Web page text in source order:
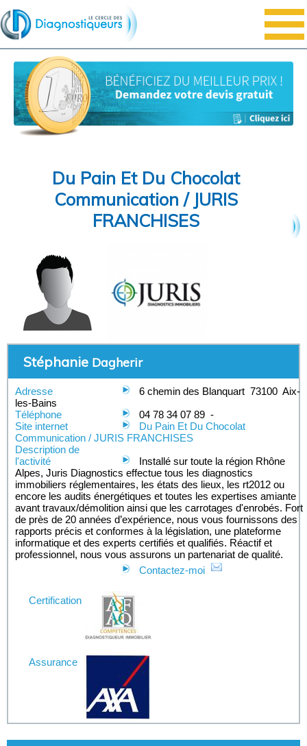
Du Pain Et Du Chocolat
Communication / JURIS
FRANCHISES
Stéphanie Dagherir
Adresse 6 chemin des Blanquart 73100 Aix-
les-Bains
Téléphone
04 78 34 07 89 -
Site internet
Du Pain Et Du Chocolat
Communication / JURIS FRANCHISES
Description de
l'activité
Installé sur toute la région Rhône
Alpes, Juris Diagnostics effectue tous les diagnostics
immobiliers réglementaires, les états des lieux, les rt2012 ou
encore les audits énergétiques et toutes les expertises amiante
avant travaux/démolition ainsi que les carrotages d'enrobés. Fort
de près de 20 années d’expérience, nous vous fournissons des
rapports précis et conformes à la législation, une plateforme
informatique et des experts certifiés et qualifiés. Réactif et
professionnel, nous vous assurons un partenariat de qualité.
Contactez-moi
Certification
Assurance